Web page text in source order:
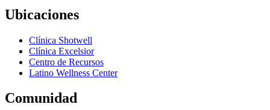
Ubicaciones
Clínica Shotwell
Clínica Excelsior
Centro de Recursos
Latino Wellness Center
Comunidad